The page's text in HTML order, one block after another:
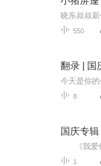
550
翻录 | 国
8
国庆专辑
1